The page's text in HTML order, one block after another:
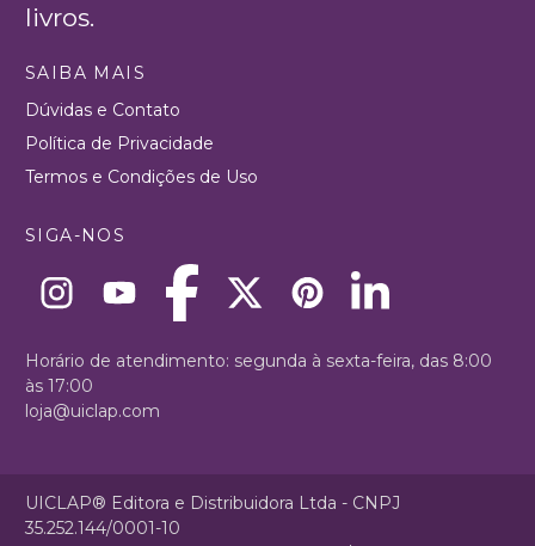
livros.
SAIBA MAIS
Dúvidas e Contato
Política de Privacidade
Termos e Condições de Uso
SIGA-NOS
Horário de atendimento: segunda à sexta-feira, das 8:00
às 17:00
loja@uiclap.com
UICLAP® Editora e Distribuidora Ltda - CNPJ
35.252.144/0001-10